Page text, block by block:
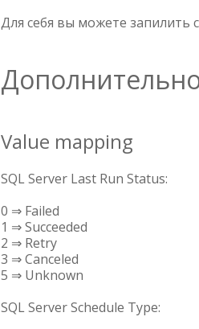
Для себя вы можете запилить
Value mapping
SQL Server Last Run Status:
0 ⇒ Failed
1 ⇒ Succeeded
2 ⇒ Retry
3 ⇒ Canceled
5 ⇒ Unknown
SQL Server Schedule Type: